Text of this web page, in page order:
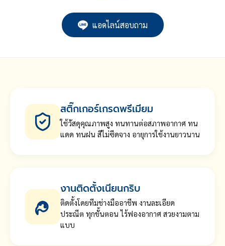
แอดไลน์สอบถาม
สติ๊กเกอร์เกรดพรีเมียม
ใช้วัสดุคุณภาพสูง ทนทานต่อสภาพอากาศ ทน
แดด ทนฝน สีไม่ซีดจาง อายุการใช้งานยาวนาน
งานติดตั้งเนียนกริบ
ติดตั้งโดยทีมช่างมืออาชีพ งานละเอียด
ประณีต ทุกขั้นตอน ไร้ฟองอากาศ สวยงามตาม
แบบ